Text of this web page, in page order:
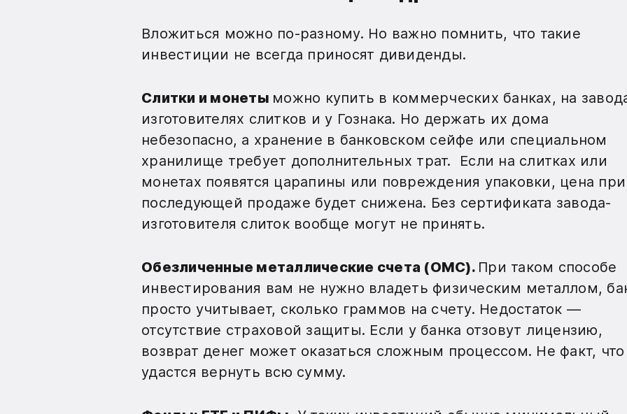
Вложиться можно по-разному. Но важно помнить, что такие
инвестиции не всегда приносят дивиденды.
Слитки и монеты можно купить в коммерческих банках, на
изготовителях слитков и у Гознака. Но держать их дома
небезопасно, а хранение в банковском сейфе или специальном
хранилище требует дополнительных трат. Если на слитках или
монетах появятся царапины или повреждения упаковки, цена при
последующей продаже будет снижена. Без сертификата завода-
изготовителя слиток вообще могут не принять.
Обезличенные металлические счета (ОМС). При таком способе
инвестирования вам не нужно владеть физическим металлом,
просто учитывает, сколько граммов на счету. Недостаток —
отсутствие страховой защиты. Если у банка отзовут лицензию,
возврат денег может оказаться сложным процессом. Не факт, что
удастся вернуть всю сумму.